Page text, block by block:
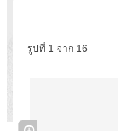
รูปที่ 1 จาก 16